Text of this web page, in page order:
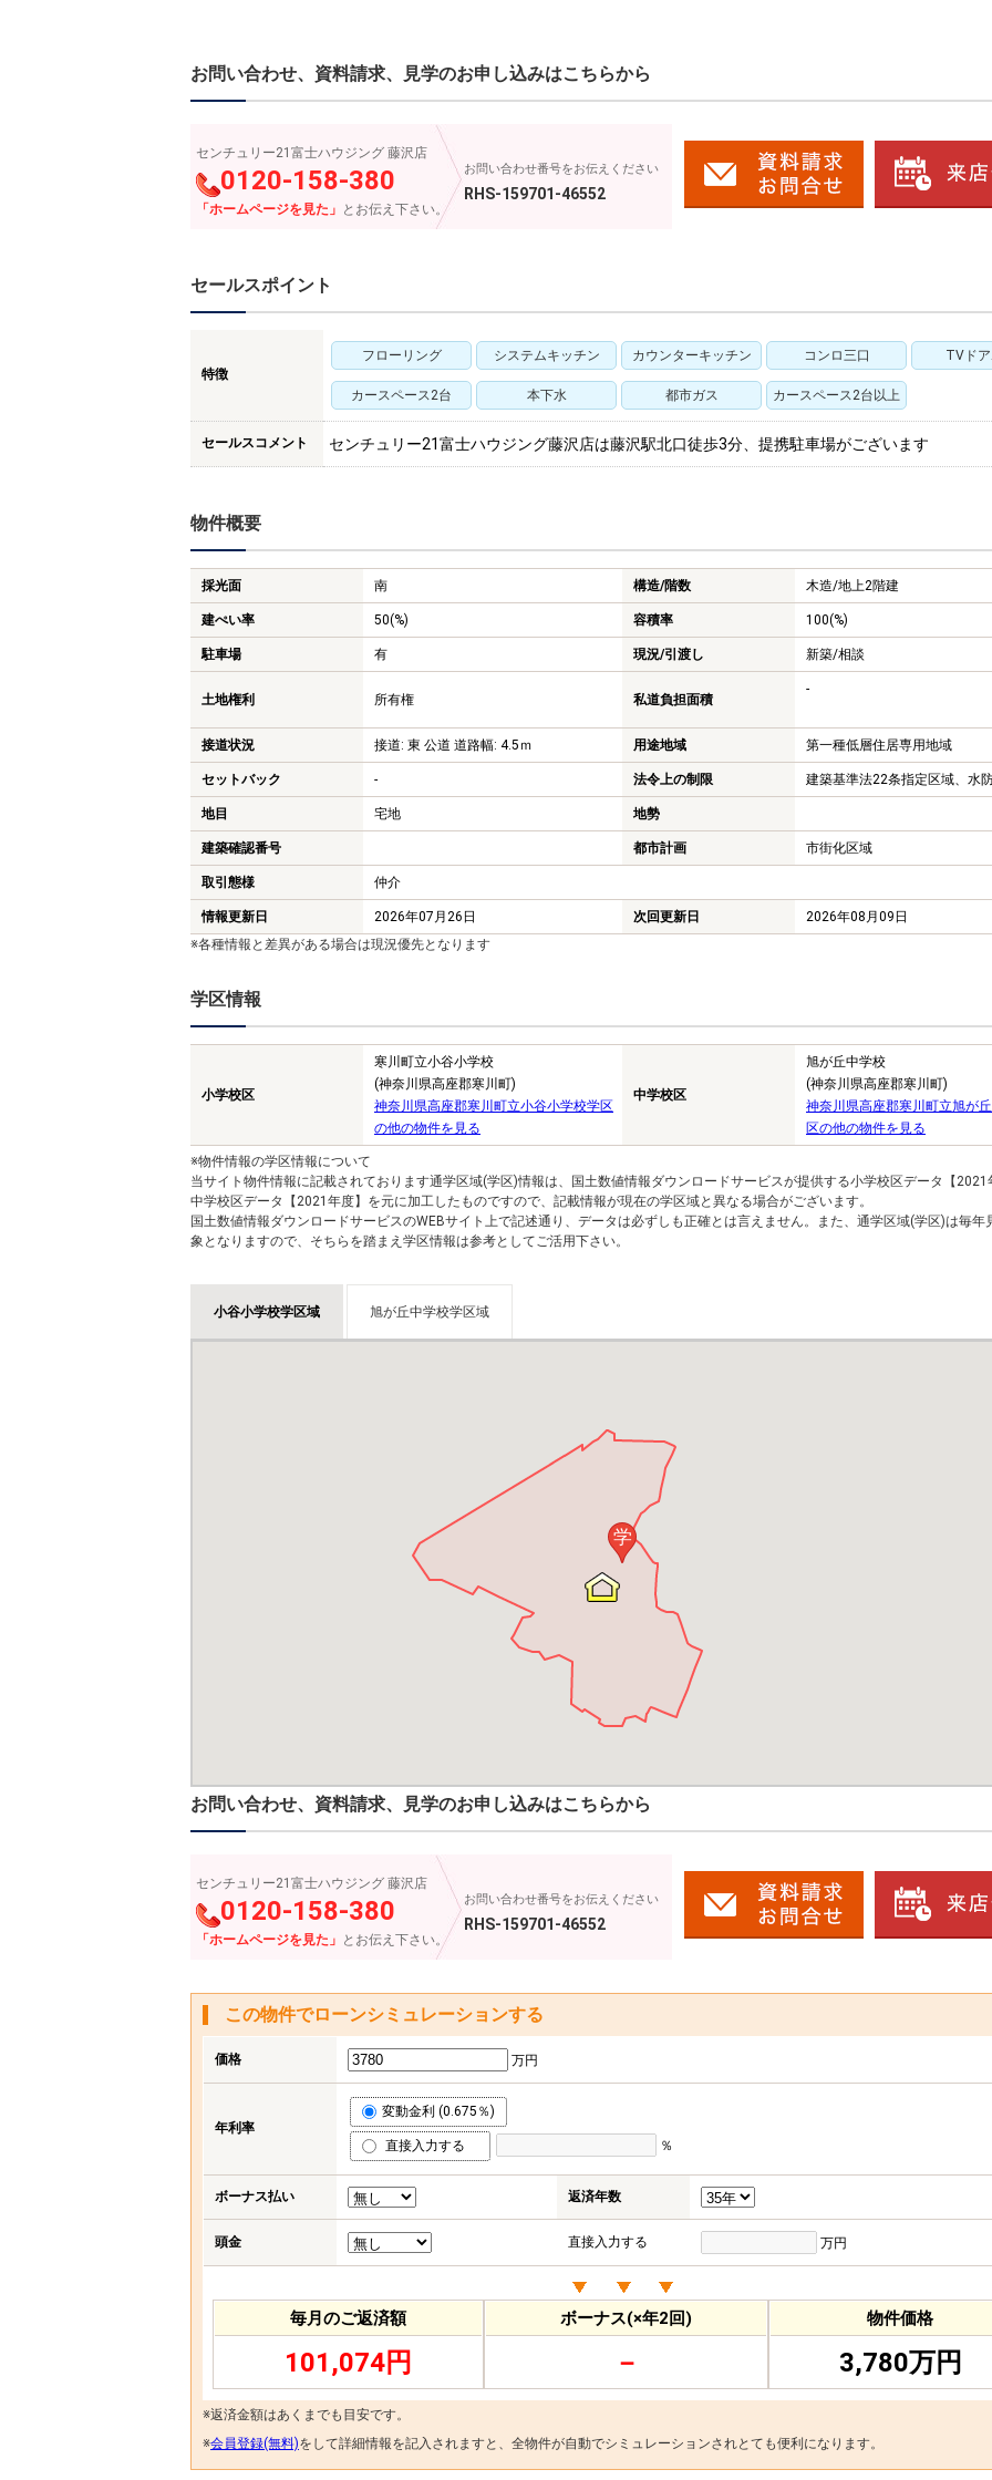
お問い合わせ、資料請求、見学のお申し込みはこちらから
センチュリー21富士ハウジング 藤沢店
0120-158-380
「ホームページを見た」 とお伝え下さい。
お問い合わせ番号をお伝えください
RHS-159701-46552
セールスポイント
特徴
フローリング システムキッチン カウンターキッチン コンロ三口 TVド
カースペース2台 本下水 都市ガス カースペース2台以上
セールスコメント センチュリー21富士ハウジング藤沢店は藤沢駅北口徒歩3分、提携駐車場がございます
物件概要
採光面 南 構造/階数 木造/地上2階建
建ぺい率 50(%) 容積率 100(%)
駐車場 有 現況/引渡し 新築/相談
土地権利 所有権 私道負担面積
-
接道状況 接道: 東 公道 道路幅: 4.5ｍ 用途地域 第一種低層住居専用地域
セットバック - 法令上の制限 建築基準法22条指定区域、水
地目 宅地 地勢
建築確認番号 都市計画 市街化区域
取引態様 仲介
情報更新日 2026年07月26日 次回更新日
2026年08月09日
※各種情報と差異がある場合は現況優先となります
学区情報
小学校区
寒川町立小谷小学校
(神奈川県高座郡寒川町)
神奈川県高座郡寒川町立小谷小学校学区
の他の物件を見る
中学校区
旭が丘中学校
(神奈川県高座郡寒川町)
神奈川県高座郡寒川町立旭が
区の他の物件を見る
※物件情報の学区情報について
当サイト物件情報に記載されております通学区域(学区)情報は、国土数値情報ダウンロードサービスが提供する小学校区データ【2021
中学校区データ【2021年度】を元に加工したものですので、記載情報が現在の学区域と異なる場合がございます。
国土数値情報ダウンロードサービスのWEBサイト上で記述通り、データは必ずしも正確とは言えません。また、通学区域(学区)は毎年
象となりますので、そちらを踏まえ学区情報は参考としてご活用下さい。
小谷小学校学区域 旭が丘中学校学区域
学
お問い合わせ、資料請求、見学のお申し込みはこちらから
センチュリー21富士ハウジング 藤沢店
0120-158-380
「ホームページを見た」 とお伝え下さい。
お問い合わせ番号をお伝えください
RHS-159701-46552
この物件でローンシミュレーションする
価格 万円
年利率
変動金利 (0.675％)
直接入力する ％
ボーナス払い 返済年数
頭金 直接入力する 万円
毎月のご返済額
101,074円
ボーナス(×年2回)
－
物件価格
3,780万円
※返済金額はあくまでも目安です。
※会員登録(無料)をして詳細情報を記入されますと、全物件が自動でシミュレーションされとても便利になります。